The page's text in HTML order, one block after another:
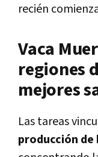
recién
Vaca
regiones
mejores
Las tareas
producción